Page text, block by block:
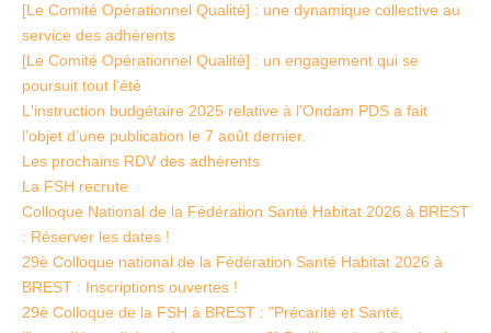
[Le Comité Opérationnel Qualité] : une dynamique collective au
service des adhérents
[Le Comité Opérationnel Qualité] : un engagement qui se
poursuit tout l’été
L'instruction budgétaire 2025 relative à l’Ondam PDS a fait
l’objet d’une publication le 7 août dernier.
Les prochains RDV des adhérents
La FSH recrute
Colloque National de la Fédération Santé Habitat 2026 à BREST
: Réserver les dates !
29è Colloque national de la Fédération Santé Habitat 2026 à
BREST : Inscriptions ouvertes !
29è Colloque de la FSH à BREST : "Précarité et Santé,